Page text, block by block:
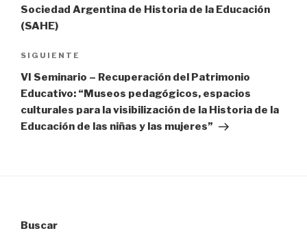
Sociedad Argentina de Historia de la Educación
(SAHE)
Siguiente
entrada
SIGUIENTE
VI Seminario – Recuperación del Patrimonio
Educativo: “Museos pedagógicos, espacios
culturales para la visibilización de la Historia de la
Educación de las niñas y las mujeres”
Buscar